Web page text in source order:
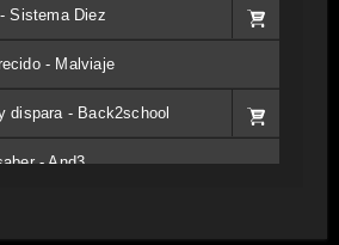
Sistema Diez
- Malviaje
dispara - Back2school
- And3